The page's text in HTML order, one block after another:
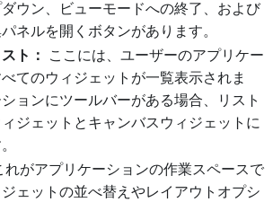
ダウン、ビューモードへの終了、および
ネルを開くボタンがあります。
ト：
ここには、ユーザーのアプリケー
てのウィジェットが一覧表示されま
ョンにツールバーがある場合、リスト
ジェットとキャンバスウィジェットに
れがアプリケーションの作業スペースで
ェットの並べ替えやレイアウトオプシ